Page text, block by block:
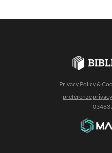
Privacy Policy&
preferenze privacy